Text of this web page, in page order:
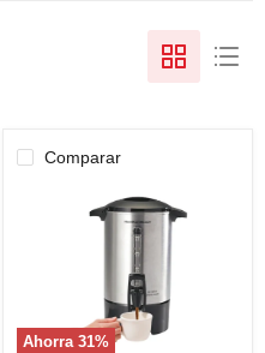
Comparar
Ahorra 31%